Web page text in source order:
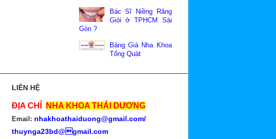
Bác Sĩ Niềng Răng
Giỏi ở TPHCM Sài
Gòn ?
Bảng Giá Nha Khoa
Tổng Quát
LIÊN HỆ
ĐỊA CHỈ NHA KHOA THÁI DƯƠNG
Email: nhakhoathaiduong@gmail.com/
thuynga23bd@gmail.com